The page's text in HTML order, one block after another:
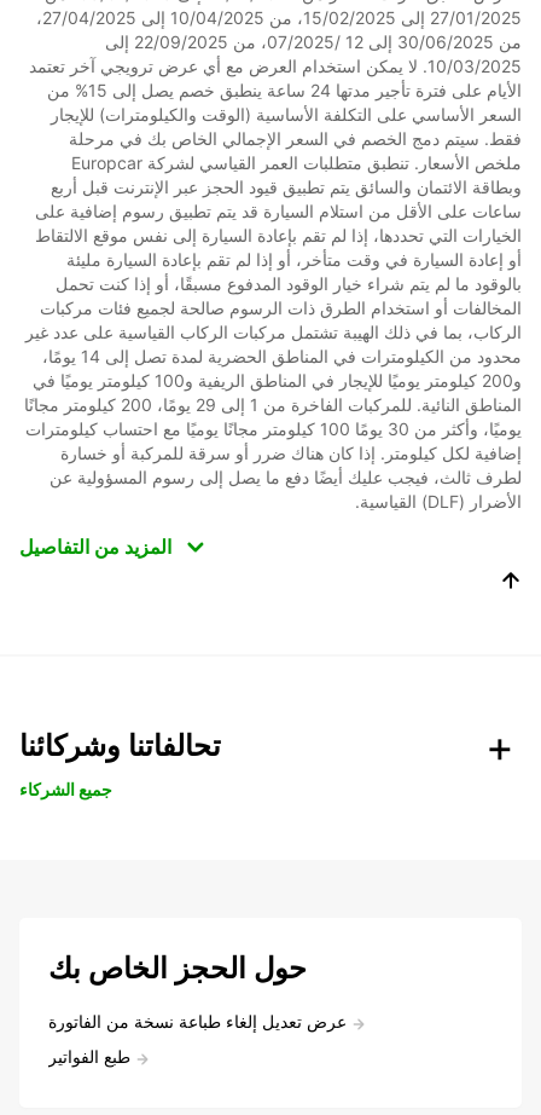
27/01/2025 إلى 15/02/2025، من 10/04/2025 إلى 27/04/2025،
من 30/06/2025 إلى 12 /07/2025، من 22/09/2025 إلى
10/03/2025. لا يمكن استخدام العرض مع أي عرض ترويجي آخر تعتمد
الأيام على فترة تأجير مدتها 24 ساعة ينطبق خصم يصل إلى 15% من
السعر الأساسي على التكلفة الأساسية (الوقت والكيلومترات) للإيجار
فقط. سيتم دمج الخصم في السعر الإجمالي الخاص بك في مرحلة
ملخص الأسعار. تنطبق متطلبات العمر القياسي لشركة Europcar
وبطاقة الائتمان والسائق يتم تطبيق قيود الحجز عبر الإنترنت قبل أربع
ساعات على الأقل من استلام السيارة قد يتم تطبيق رسوم إضافية على
الخيارات التي تحددها، إذا لم تقم بإعادة السيارة إلى نفس موقع الالتقاط
أو إعادة السيارة في وقت متأخر، أو إذا لم تقم بإعادة السيارة مليئة
بالوقود ما لم يتم شراء خيار الوقود المدفوع مسبقًا، أو إذا كنت تحمل
المخالفات أو استخدام الطرق ذات الرسوم صالحة لجميع فئات مركبات
الركاب، بما في ذلك الهيبة تشتمل مركبات الركاب القياسية على عدد غير
محدود من الكيلومترات في المناطق الحضرية لمدة تصل إلى 14 يومًا،
و200 كيلومتر يوميًا للإيجار في المناطق الريفية و100 كيلومتر يوميًا في
المناطق النائية. للمركبات الفاخرة من 1 إلى 29 يومًا، 200 كيلومتر مجانًا
يوميًا، وأكثر من 30 يومًا 100 كيلومتر مجانًا يوميًا مع احتساب كيلومترات
إضافية لكل كيلومتر. إذا كان هناك ضرر أو سرقة للمركبة أو خسارة
لطرف ثالث، فيجب عليك أيضًا دفع ما يصل إلى رسوم المسؤولية عن
الأضرار (DLF) القياسية.
المزيد من التفاصيل
تحالفاتنا وشركائنا
جميع الشركاء
حول الحجز الخاص بك
عرض تعديل إلغاء طباعة نسخة من الفاتورة
طبع الفواتير